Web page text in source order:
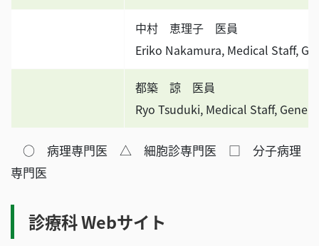
中村 恵理子 医員
Eriko Nakamura, Medical Staff,
都築 諒 医員
Ryo Tsuduki, Medical Staff,
○ 病理専門医 △ 細胞診専門医 □ 分子病理
専門医
診療科 Webサイト